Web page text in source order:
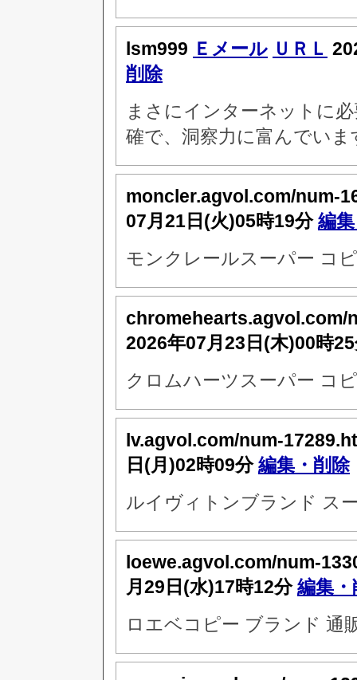
lsm999 Ｅメール ＵＲＬ
削除
まさにインターネットに
確で、洞察力に富んでいま
moncler.agvol.com/num-
07月21日(火)05時19分編
モンクレールスーパー コ
chromehearts.agvol.com/
2026年07月23日(木)00時
クロムハーツスーパー コ
lv.agvol.com/num-
日(月)02時09分編集・削除
ルイヴィトンブランド ス
loewe.agvol.com/num-
月29日(水)17時12分編集・
ロエベコピー ブランド 通